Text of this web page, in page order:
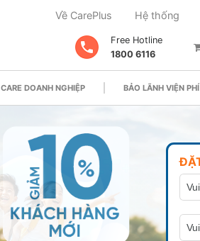
Về CarePlus Hệ thống
Free Hotline
1800 6116
CARE DOANH NGHIỆP BẢO LÃNH VIỆN PHÍ